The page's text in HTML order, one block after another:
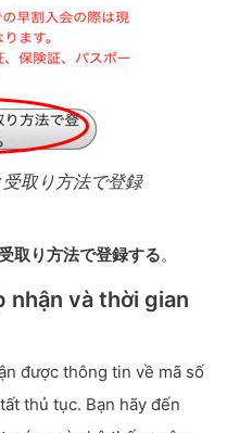
取り方法で登録
取り方法で登録する。
nhận và thời gian
được thông tin về mã số
thủ tục. Bạn hãy đến